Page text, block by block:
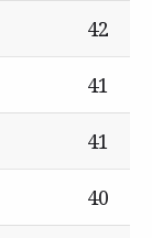
42
41
41
40